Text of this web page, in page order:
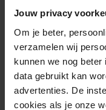
Jouw privacy
Om je beter,
verzamelen wij
kunnen we nog
data gebruikt kan
advertenties. De
cookies als je onze
Ontvang als eerste de
Footer
Azerty